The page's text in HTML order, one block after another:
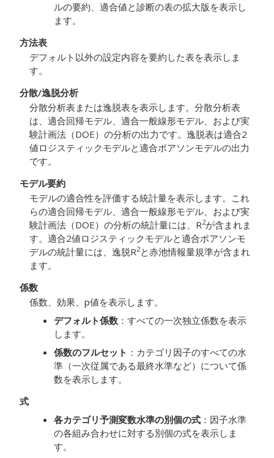
ルの要約、適合値と診断の表の拡大版を表示し
ます。
方法表
デフォルト以外の設定内容を要約した表を表示しま
す。
分散/逸脱分析
分散分析表または逸脱表を表示します。分散分析表
は、適合回帰モデル、適合一般線形モデル、および実
験計画法（DOE）の分析の出力です。逸脱表は適合2
値ロジスティックモデルと適合ポアソンモデルの出力
です。
モデル要約
モデルの適合性を評価する統計量を表示します。これ
らの適合回帰モデル、適合一般線形モデル、および実
験計画法（DOE）の分析の統計量には、R2が含まれま
す。適合2値ロジスティックモデルと適合ポアソンモ
デルの統計量には、逸脱R2と赤池情報量規準が含まれ
ます。
係数
係数、効果、p値を表示します。
デフォルト係数 ：すべての一次独立係数を表示
します。
係数のフルセット ：カテゴリ因子のすべての水
準（一次従属である最終水準など）について係
数を表示します。
式
各カテゴリ予測変数水準の別個の式 ：因子水準
の各組み合わせに対する別個の式を表示しま
す。